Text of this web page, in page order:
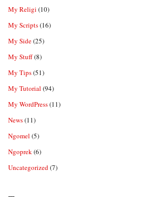
My Religi (10)
My Scripts(16)
My Side(25)
My Stuff(8)
My Tips(51)
My Tutorial (94)
My WordPress(11)
News(11)
Ngomel (5)
Ngoprek(6)
Uncategorized(7)